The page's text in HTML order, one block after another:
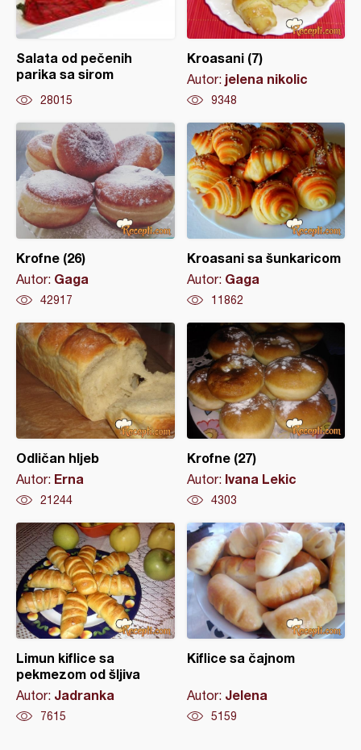
Salata od pečenih
parika sa sirom
28015
Kroasani (7)
Autor: jelena nikolic
9348
Krofne (26)
Autor: Gaga
42917
Kroasani sa šunkaricom
Autor: Gaga
11862
Odličan hljeb
Autor: Erna
21244
Krofne (27)
Autor: Ivana Lekic
4303
Limun kiflice sa
pekmezom od šljiva
Autor: Jadranka
7615
Kiflice sa čajnom
Autor: Jelena
5159